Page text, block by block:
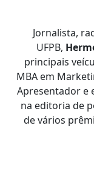
Jornalista,
UFPB,
principais
MBA em
Apresentador e
na editoria de
de vários